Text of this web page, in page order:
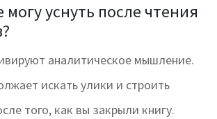
могу уснуть после чтения
аналитическое мышление.
искать улики и строить
того, как вы закрыли книгу.